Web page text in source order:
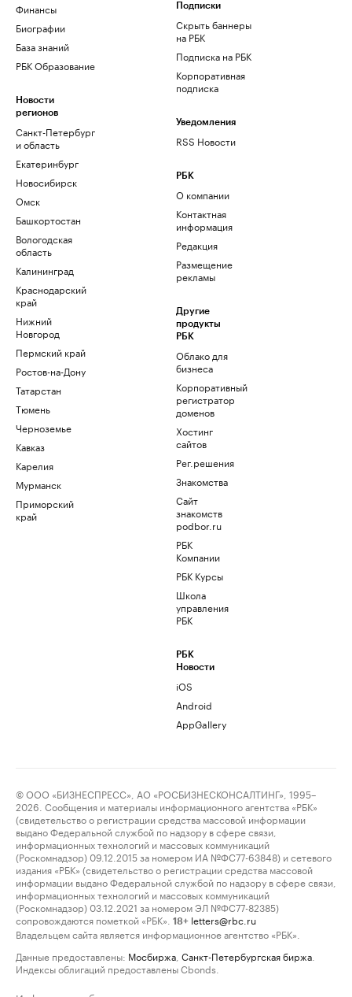
Финансы
Биографии
База знаний
РБК Образование
Новости
регионов
Санкт-Петербург
и область
Екатеринбург
Новосибирск
Омск
Башкортостан
Вологодская
область
Калининград
Краснодарский
край
Нижний
Новгород
Пермский край
Ростов-на-Дону
Татарстан
Тюмень
Черноземье
Кавказ
Карелия
Мурманск
Приморский
край
Подписки
Скрыть баннеры
на РБК
Подписка на РБК
Корпоративная
подписка
Уведомления
RSS Новости
РБК
О компании
Контактная
информация
Редакция
Размещение
рекламы
Другие
продукты
РБК
Облако для
бизнеса
Корпоративный
регистратор
доменов
Хостинг
сайтов
Рег.решения
Знакомства
Сайт
знакомств
podbor.ru
РБК
Компании
РБК Курсы
Школа
управления
РБК
РБК
Новости
iOS
Android
AppGallery
© ООО «БИЗНЕСПРЕСС», АО «РОСБИЗНЕСКОНСАЛТИНГ», 1995–
2026. Сообщения и материалы информационного агентства «РБК»
(свидетельство о регистрации средства массовой информации
выдано Федеральной службой по надзору в сфере связи,
информационных технологий и массовых коммуникаций
(Роскомнадзор) 09.12.2015 за номером ИА №ФС77-63848) и сетевого
издания «РБК» (свидетельство о регистрации средства массовой
информации выдано Федеральной службой по надзору в сфере связи,
информационных технологий и массовых коммуникаций
(Роскомнадзор) 03.12.2021 за номером ЭЛ №ФС77-82385)
сопровождаются пометкой «РБК».
18+ letters@rbc.ru
Владельцем сайта является информационное агентство «РБК».
Данные предоставлены: Мосбиржа Санкт-Петербургская биржа
Индексы облигаций предоставлены Cbonds.